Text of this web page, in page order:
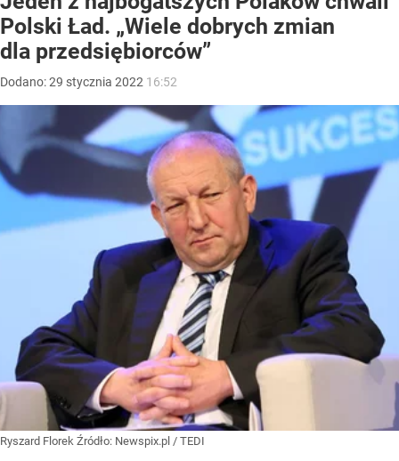
Polski Ład. „Wiele dobrych zmian
dla przedsiębiorców”
Dodano:29 stycznia 2022 16:52
Ryszard Florek Źródło: Newspix.pl / TEDI